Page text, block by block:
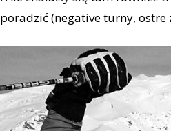
poradzić (negative turny, ostre